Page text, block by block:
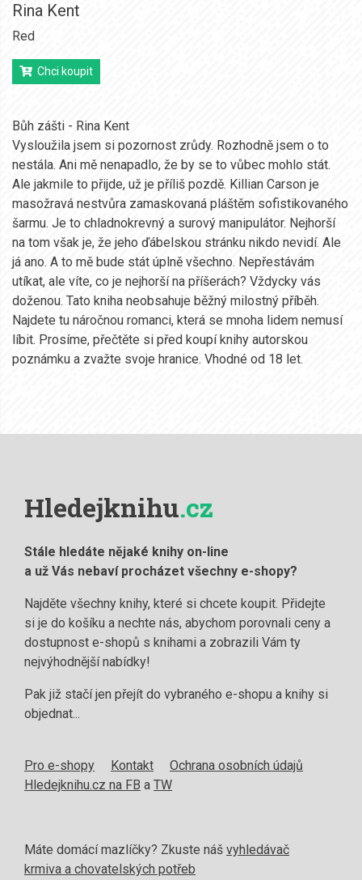
Rina Kent
Red
Chci koupit
Bůh zášti - Rina Kent
Vysloužila jsem si pozornost zrůdy. Rozhodně jsem o to
nestála. Ani mě nenapadlo, že by se to vůbec mohlo stát.
Ale jakmile to přijde, už je příliš pozdě. Killian Carson je
masožravá nestvůra zamaskovaná pláštěm sofistikovaného
šarmu. Je to chladnokrevný a surový manipulátor. Nejhorší
na tom však je, že jeho ďábelskou stránku nikdo nevidí. Ale
já ano. A to mě bude stát úplně všechno. Nepřestávám
utíkat, ale víte, co je nejhorší na příšerách? Vždycky vás
doženou. Tato kniha neobsahuje běžný milostný příběh.
Najdete tu náročnou romanci, která se mnoha lidem nemusí
líbit. Prosíme, přečtěte si před koupí knihy autorskou
poznámku a zvažte svoje hranice. Vhodné od 18 let.
Hledejknihu.cz
Stále hledáte nějaké knihy on-line
a už Vás nebaví procházet všechny e-shopy?
Najděte všechny knihy, které si chcete koupit. Přidejte
si je do košíku a nechte nás, abychom porovnali ceny a
dostupnost e-shopů s knihami a zobrazili Vám ty
nejvýhodnější nabídky!
Pak již stačí jen přejít do vybraného e-shopu a knihy si
objednat...
Pro e-shopy Kontakt
Ochrana osobních údajů
Hledejknihu.cz na FB a TW
Máte domácí mazlíčky? Zkuste náš vyhledávač
krmiva a chovatelských potřeb